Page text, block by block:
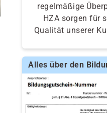
regelmäßige
HZA sorgen für
Qualität unserer
Alles über den